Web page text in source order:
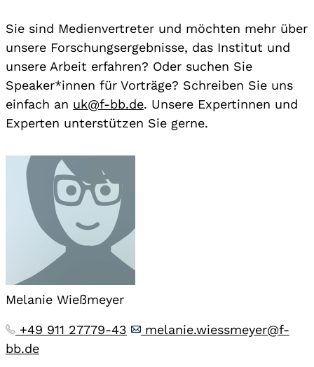
Sie sind Medienvertreter und möchten mehr über
unsere Forschungsergebnisse, das Institut und
unsere Arbeit erfahren? Oder suchen Sie
Speaker*innen für Vorträge? Schreiben Sie uns
einfach an uk@f-bb.de. Unsere Expertinnen und
Experten unterstützen Sie gerne.
Melanie Wießmeyer
+49 911 27779-43
melanie.wiessmeyer@f-
bb.de